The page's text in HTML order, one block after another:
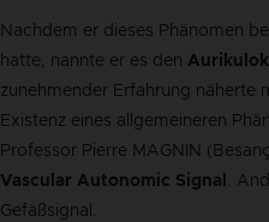
Nachdem er dieses Phänomen
hatte, nannte er es den
zunehmender Erfahrung näherte
Existenz eines allgemeineren
Professor Pierre MAGNIN
Vascular Autonomic Signal .
Gefäßsignal.